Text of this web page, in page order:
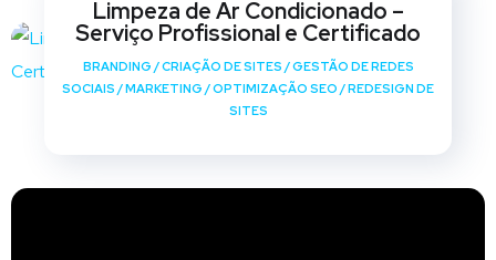
Limpeza de Ar Condicionado –
Serviço Profissional e Certificado
BRANDING /CRIAÇÃO DE SITES /GESTÃO DE REDES
SOCIAIS /MARKETING /OPTIMIZAÇÃO SEO /REDESIGN DE
SITES